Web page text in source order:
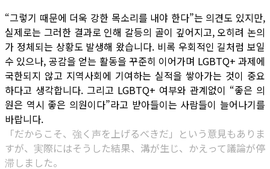
“그렇기 때문에 더욱 강한 목소리를 내야 한다”는 의견도 있지만,
실제로는 그러한 결과로 인해 갈등의 골이 깊어지고, 오히려 논의
가 정체되는 상황도 발생해 왔습니다. 비록 우회적인 길처럼 보일
수 있으나, 공감을 얻는 활동을 꾸준히 이어가며 LGBTQ+ 과제에
국한되지 않고 지역사회에 기여하는 실적을 쌓아가는 것이 중요
하다고 생각합니다. 그리고 LGBTQ+ 여부와 관계없이 “좋은 의
원은 역시 좋은 의원이다”라고 받아들이는 사람들이 늘어나기를
바랍니다.
「だからこそ、強く声を上げるべきだ」という意見もありま
すが、実際にはそうした結果、溝が生じ、かえって議論が停
滞しました。